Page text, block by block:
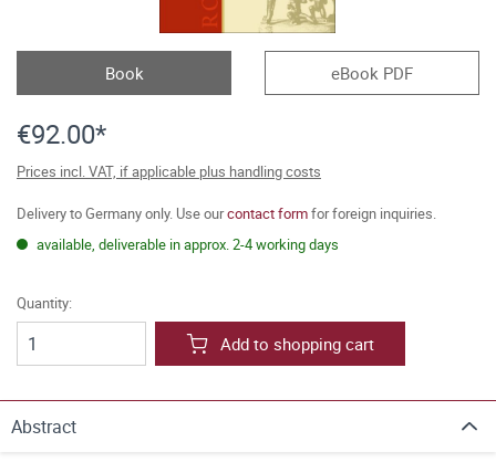
Book eBook PDF
€92.00*
Prices incl. VAT, if applicable plus handling costs
Delivery to Germany only. Use ourcontact formfor foreign inquiries.
available, deliverable in approx. 2-4 working days
Quantity:
Add to shopping cart
Abstract